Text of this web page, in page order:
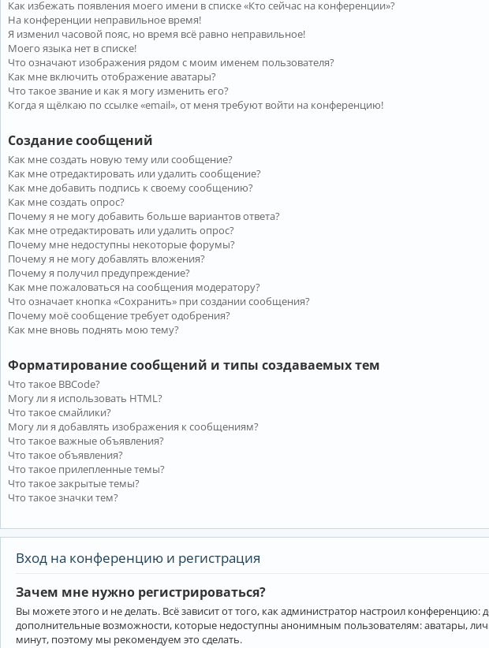
Как избежать появления моего имени в списке «Кто сейчас на конференции»?
На конференции неправильное время!
Я изменил часовой пояс, но время всё равно неправильное!
Моего языка нет в списке!
Что означают изображения рядом с моим именем пользователя?
Как мне включить отображение аватары?
Что такое звание и как я могу изменить его?
Когда я щёлкаю по ссылке «email», от меня требуют войти на конференцию!
Создание сообщений
Как мне создать новую тему или сообщение?
Как мне отредактировать или удалить сообщение?
Как мне добавить подпись к своему сообщению?
Как мне создать опрос?
Почему я не могу добавить больше вариантов ответа?
Как мне отредактировать или удалить опрос?
Почему мне недоступны некоторые форумы?
Почему я не могу добавлять вложения?
Почему я получил предупреждение?
Как мне пожаловаться на сообщения модератору?
Что означает кнопка «Сохранить» при создании сообщения?
Почему моё сообщение требует одобрения?
Как мне вновь поднять мою тему?
Форматирование сообщений и типы создаваемых тем
Что такое BBCode?
Могу ли я использовать HTML?
Что такое смайлики?
Могу ли я добавлять изображения к сообщениям?
Что такое важные объявления?
Что такое объявления?
Что такое прилепленные темы?
Что такое закрытые темы?
Что такое значки тем?
Вход на конференцию и регистрация
Зачем мне нужно регистрироваться?
Вы можете этого и не делать. Всё зависит от того, как администратор настроил
дополнительные возможности, которые недоступны анонимным пользователям: аватары,
минут, поэтому мы рекомендуем это сделать.